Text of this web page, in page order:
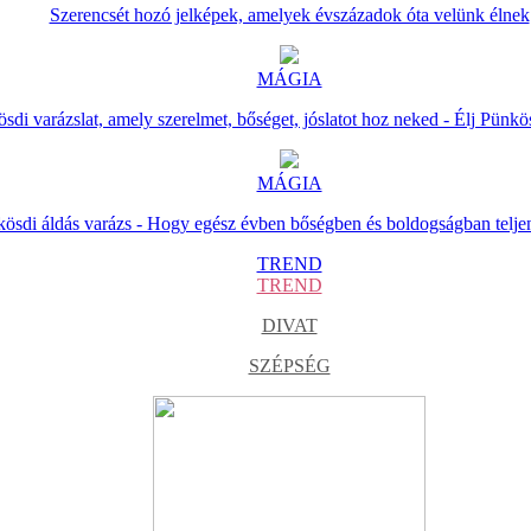
Szerencsét hozó jelképek, amelyek évszázadok óta velünk élnek
MÁGIA
varázslat, amely szerelmet, bőséget, jóslatot hoz neked - Élj
MÁGIA
áldás varázs - Hogy egész évben bőségben és boldogságban
TREND
TREND
DIVAT
SZÉPSÉG